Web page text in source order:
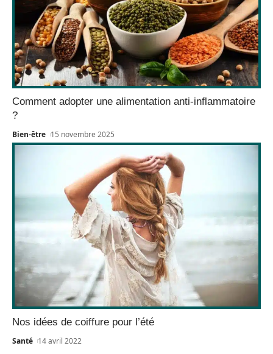
Comment adopter une alimentation anti-inflammatoire
?
Bien-être 15 novembre 2025
Nos idées de coiffure pour l’été
Santé 14 avril 2022